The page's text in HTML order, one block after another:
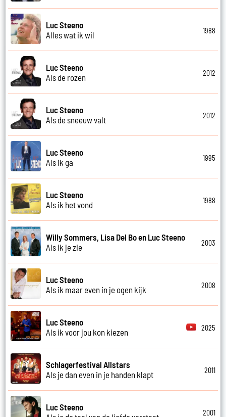
Luc Steeno
Alles wat ik wil
1988
Luc Steeno
Als de rozen
2012
Luc Steeno
Als de sneeuw valt
2012
Luc Steeno
Als ik ga
1995
Luc Steeno
Als ik het vond
1988
Willy Sommers, Lisa Del Bo en Luc Steeno
Als ik je zie
2003
Luc Steeno
Als ik maar even in je ogen kijk
2008
Luc Steeno
Als ik voor jou kon kiezen
2025
Schlagerfestival Allstars
Als je dan even in je handen klapt
2011
Luc Steeno
2001